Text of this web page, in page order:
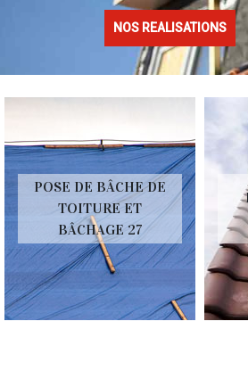
NOS REALISATIONS
POSE DE BÂCHE DE
TOITURE ET
BÂCHAGE 27